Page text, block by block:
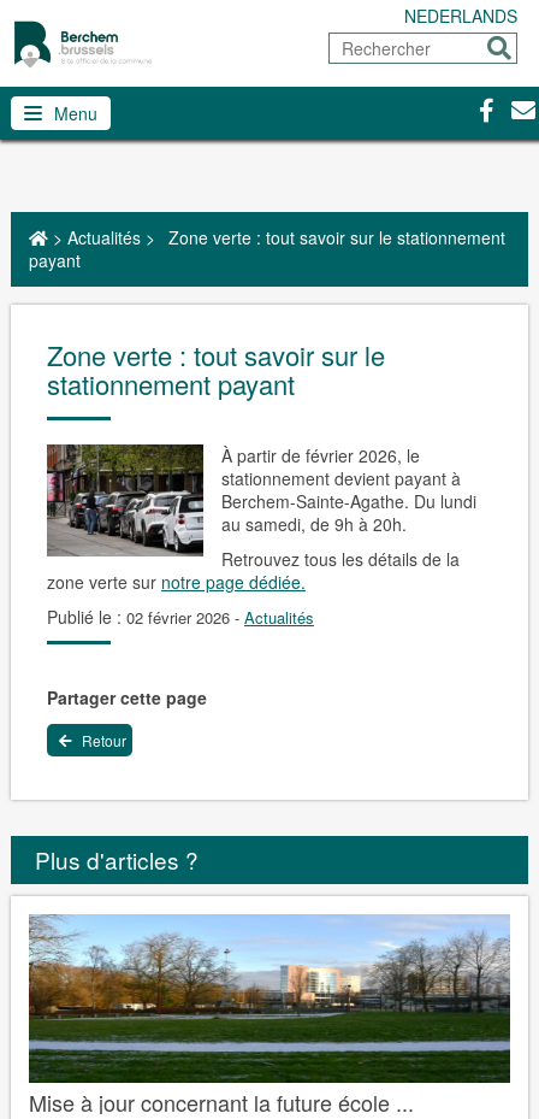
NEDERLANDS
Rechercher
Menu
> Actualités> Zone verte : tout savoir sur le stationnement
payant
Zone verte : tout savoir sur le
stationnement payant
À partir de février 2026, le
stationnement devient payant à
Berchem-Sainte-Agathe. Du lundi
au samedi, de 9h à 20h.
Retrouvez tous les détails de la
zone verte sur notre page dédiée.
Publié le : 02 février 2026 - Actualités
Partager cette page
Retour
Plus d'articles ?
Mise à jour concernant la future école ...